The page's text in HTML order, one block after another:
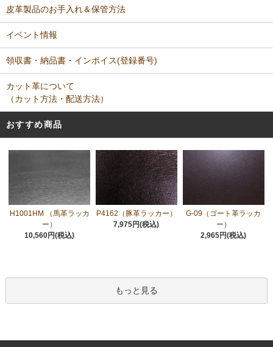
皮革製品のお手入れ＆保管方法
イベント情報
領収書・納品書・インボイス(登録番号)
カット革について
（カット方法・配送方法）
おすすめ商品
H1001HM （馬革ラッカ
ー）
10,560円(税込)
P4162（豚革ラッカー）
7,975円(税込)
G-09（ゴート革ラッカ
ー）
2,965円(税込)
もっと見る